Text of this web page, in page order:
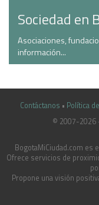
Sociedad en
Asociaciones,
información...
Contáctanos • Política
© 2007-2026
BogotaMiCiudad.com es
Ofrece servicios de
Propone una visión